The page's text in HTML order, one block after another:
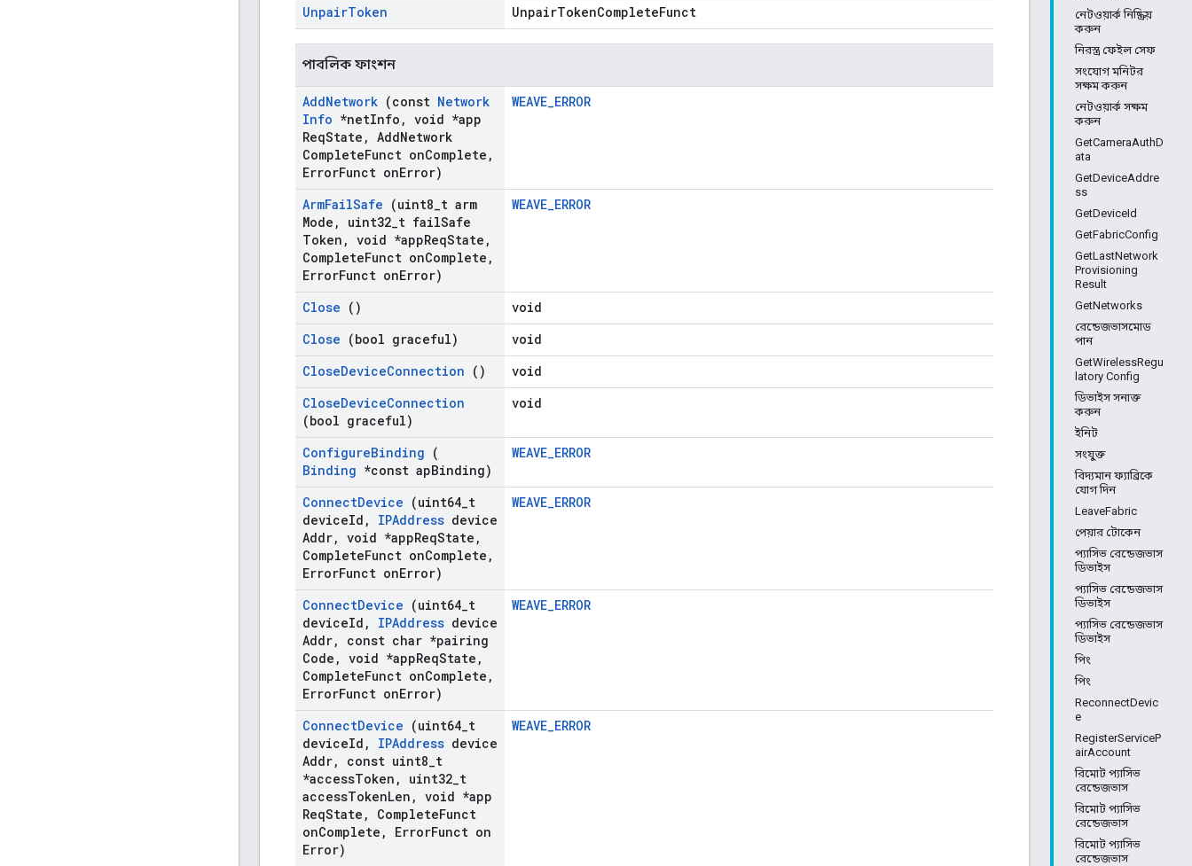
নেটওয়ার্ক নিষ্ক্রিয়
করুন
নিরস্ত্র ফেইল সেফ
সংযোগ মনিটর
সক্ষম করুন
নেটওয়ার্ক সক্ষম
করুন
GetCameraAuthD
ata
GetDeviceAddre
ss
GetDeviceId
GetFabricConfig
GetLastNetwork
Provisioning
Result
GetNetworks
রেন্ডেজভাসমোড
পান
GetWirelessRegu
latory Config
ডিভাইস সনাক্ত
করুন
ইনিট
সংযুক্ত
বিদ্যমান ফ্যাব্রিকে
যোগ দিন
LeaveFabric
পেয়ার টোকেন
প্যাসিভ রেন্ডেজভাস
ডিভাইস
প্যাসিভ রেন্ডেজভাস
ডিভাইস
প্যাসিভ রেন্ডেজভাস
ডিভাইস
পিং
পিং
ReconnectDevic
e
RegisterServiceP
airAccount
রিমোট প্যাসিভ
রেন্ডেজভাস
রিমোট প্যাসিভ
রেন্ডেজভাস
রিমোট প্যাসিভ
রেন্ডেজভাস
UnpairToken UnpairTokenCompleteFunct
পাবলিক ফাংশন
AddNetwork (const Network
Info *netInfo , void *app
ReqState , AddNetwork
CompleteFunct onComplete ,
ErrorFunct onError)
WEAVE_ERROR
ArmFailSafe (uint8 t arm
Mode , uint32 t failSafe
Token , void *appReqState ,
CompleteFunct onComplete ,
ErrorFunct onError)
WEAVE_ERROR
Close ()
void
Close (bool graceful)
void
CloseDeviceConnection ()
void
CloseDeviceConnection
(bool graceful)
void
ConfigureBinding (
Binding *const apBinding)
WEAVE_ERROR
ConnectDevice (uint64 t
deviceId , IPAddress device
Addr, void *appReqState ,
CompleteFunct onComplete ,
ErrorFunct onError)
WEAVE_ERROR
ConnectDevice (uint64 t
deviceId , IPAddress device
Addr,
const char *pairing
Code , void *appReqState ,
CompleteFunct onComplete ,
ErrorFunct onError)
WEAVE_ERROR
ConnectDevice (uint64 t
deviceId , IPAddress device
Addr, const uint8 t
*accessToken , uint32 t
accessTokenLen , void *app
ReqState , CompleteFunct
onComplete , ErrorFunct on
Error)
WEAVE_ERROR